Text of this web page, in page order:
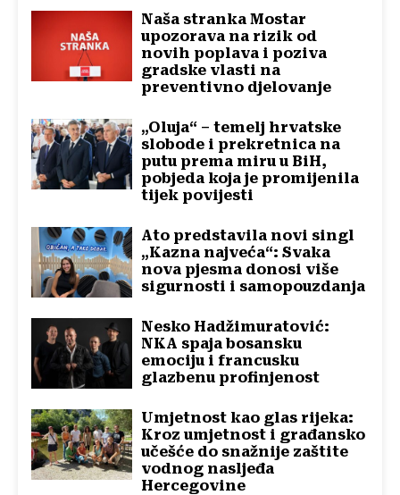
Naša stranka Mostar
upozorava na rizik od
novih poplava i poziva
gradske vlasti na
preventivno djelovanje
„Oluja“ – temelj hrvatske
slobode i prekretnica na
putu prema miru u BiH,
pobjeda koja je promijenila
tijek povijesti
Ato predstavila novi singl
„Kazna najveća“: Svaka
nova pjesma donosi više
sigurnosti i samopouzdanja
Nesko Hadžimuratović:
NKA spaja bosansku
emociju i francusku
glazbenu profinjenost
Umjetnost kao glas rijeka:
Kroz umjetnost i građansko
učešće do snažnije zaštite
vodnog nasljeđa
Hercegovine